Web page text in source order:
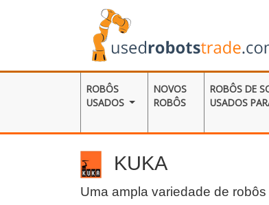
ROBÔS
USADOS
NOVOS
ROBÔS
ROBÔS DE
USADOS
KUKA
Uma ampla variedade de